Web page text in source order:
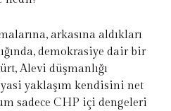
arkasına aldıkları
demokrasiye dair bir
Alevi düşmanlığı
yaklaşım kendisini net
sadece CHP içi dengeleri